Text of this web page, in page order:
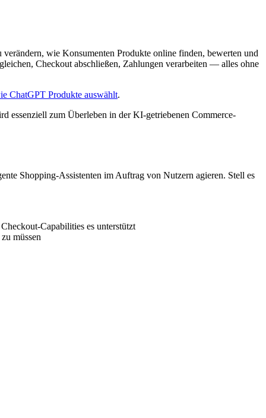
wie Konsumenten Produkte online finden, bewerten und
Checkout abschließen, Zahlungen verarbeiten — alles ohne
ChatGPT Produkte auswählt.
essenziell zum Überleben in der KI-getriebenen Commerce-
Shopping-Assistenten im Auftrag von Nutzern agieren. Stell es
Capabilities es unterstützt
müssen